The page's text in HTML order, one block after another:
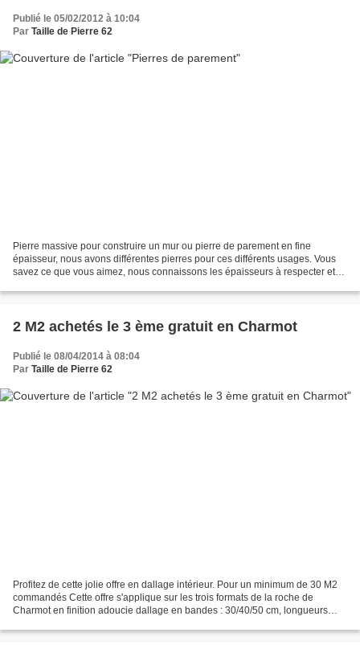
Publié le 05/02/2012 à 10:04
Par Taille de Pierre 62
Pierre massive pour construire un mur ou pierre de parement en fine
épaisseur, nous avons différentes pierres pour ces différents usages. Vous
savez ce que vous aimez, nous connaissons les épaisseurs à respecter et
2 M2 achetés le 3 ème gratuit en Charmot
Publié le 08/04/2014 à 08:04
Par Taille de Pierre 62
Profitez de cette jolie offre en dallage intérieur. Pour un minimum de 30 M2
commandés Cette offre s'applique sur les trois formats de la roche de
Charmot en finition adoucie dallage en bandes : 30/40/50 cm, longueurs